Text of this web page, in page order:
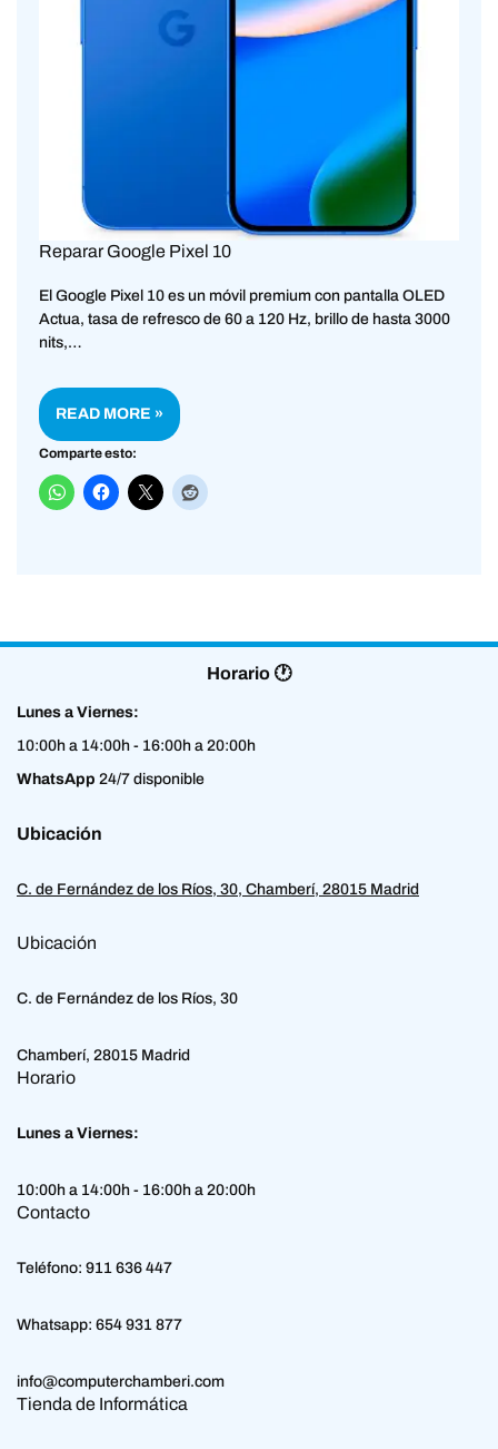
Reparar Google Pixel 10
El Google Pixel 10 es un móvil premium con pantalla OLED
Actua, tasa de refresco de 60 a 120 Hz, brillo de hasta 3000
nits,…
READ MORE »
Comparte esto:
Horario 🕐
Lunes a Viernes:
10:00h a 14:00h - 16:00h a 20:00h
WhatsApp 24/7 disponible
Ubicación
C. de Fernández de los Ríos, 30, Chamberí, 28015 Madrid
Ubicación
C. de Fernández de los Ríos, 30
Chamberí, 28015 Madrid
Horario
Lunes a Viernes:
10:00h a 14:00h - 16:00h a 20:00h
Contacto
Teléfono: 911 636 447
Whatsapp: 654 931 877
info@computerchamberi.com
Tienda de Informática